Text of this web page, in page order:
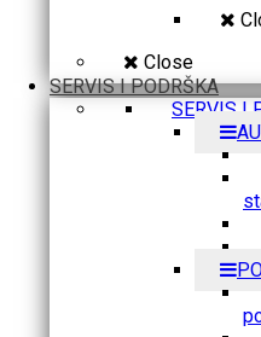
Close
SERVIS I PODRŠKA
SERVIS I